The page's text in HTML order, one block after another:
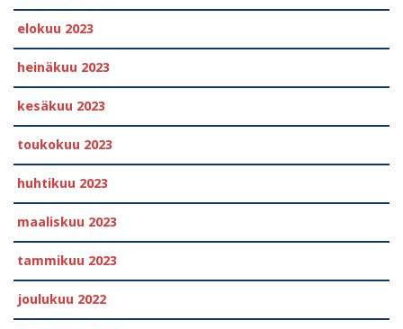
elokuu 2023
heinäkuu 2023
kesäkuu 2023
toukokuu 2023
huhtikuu 2023
maaliskuu 2023
tammikuu 2023
joulukuu 2022